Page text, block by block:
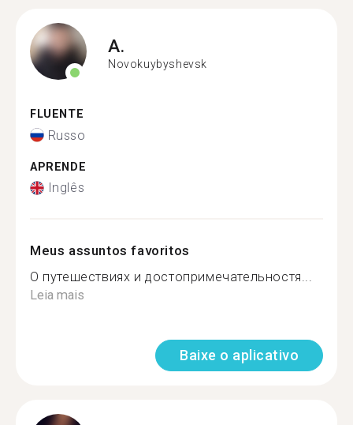
A.
Novokuybyshevsk
FLUENTE
Russo
APRENDE
Inglês
Meus assuntos favoritos
О путешествиях и достопримечательностя...
Leia mais
Baixe o aplicativo